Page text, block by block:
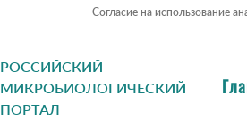
Согласие на использование
РОССИЙСКИЙ
МИКРОБИОЛОГИЧЕСКИЙ
ПОРТАЛ